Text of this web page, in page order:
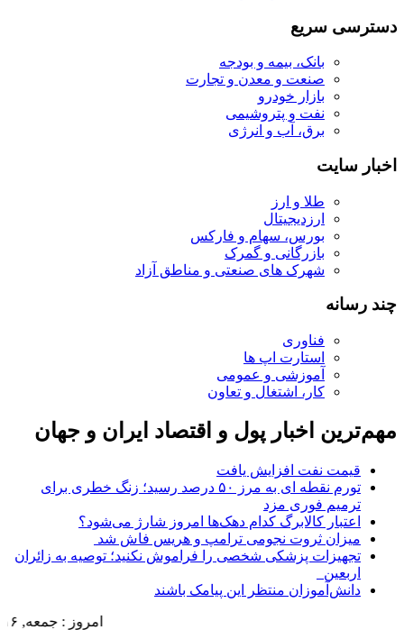
دسترسی سریع
بانک، بیمه و بودجه
صنعت و معدن و تجارت
بازار خودرو
نفت و پتروشیمی
برق، آب و انرژی
اخبار سایت
طلا و ارز
ارزدیجیتال
بورس، سهام و فارکس
بازرگانی و گمرک
شهرک های صنعتی و مناطق آزاد
چند رسانه
فناوری
استارت اپ ها
آموزشی و عمومی
کار، اشتغال و تعاون
مهم‌ترین اخبار پول و اقتصاد ایران و جهان
قیمت نفت افزایش یافت
تورم نقطه ای به مرز ۵۰ درصد رسید؛ زنگ خطری برای
ترمیم فوری مزد
اعتبار کالابرگ کدام دهک‌ها امروز شارژ می‌شود؟
میزان ثروت نجومی ترامپ و هریس فاش شد
تجهیزات پزشکی شخصی را فراموش نکنید؛ توصیه به زائران
اربعین
دانش‌آموزان منتظر این پیامک باشند
امروز : جمعه, ۱۶ مرداد , ۱۴۰۵ .::. برابر با : Friday, 7 August , 2026 .::. اخبار منتشر شده : 2 خبر